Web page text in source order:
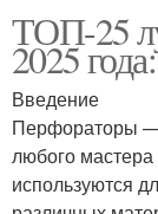
ТОП-25
2025
Введение
Перфораторы —
любого
используются